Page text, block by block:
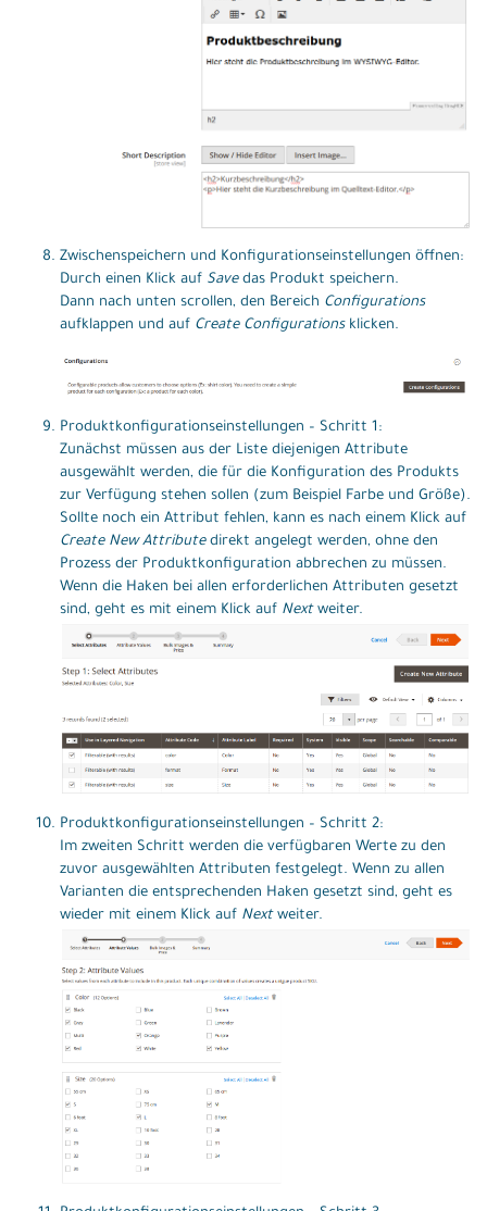
Zwischenspeichern und Konfigurationseinstellungen öffnen:
Durch einen Klick auf Savedas Produkt speichern.
Dann nach unten scrollen, den Bereich Configurations
aufklappen und auf Create Configurationsklicken.
Produktkonfigurationseinstellungen – Schritt 1:
Zunächst müssen aus der Liste diejenigen Attribute
ausgewählt werden, die für die Konfiguration des Produkts
zur Verfügung stehen sollen (zum Beispiel Farbe und Größe).
Sollte noch ein Attribut fehlen, kann es nach einem Klick auf
Create New Attributedirekt angelegt werden, ohne den
Prozess der Produktkonfiguration abbrechen zu müssen.
Wenn die Haken bei allen erforderlichen Attributen gesetzt
sind, geht es mit einem Klick auf Nextweiter.
Produktkonfigurationseinstellungen – Schritt 2:
Im zweiten Schritt werden die verfügbaren Werte zu den
zuvor ausgewählten Attributen festgelegt. Wenn zu allen
Varianten die entsprechenden Haken gesetzt sind, geht es
wieder mit einem Klick auf Nextweiter.